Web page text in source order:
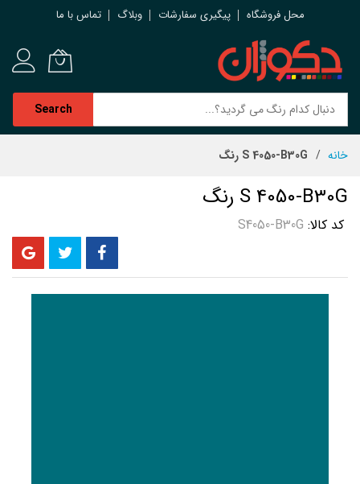
محل فروشگاه پیگیری سفارشات وبلاگ تماس با ما
Search
خانه S 4050-B30G رنگ
S 4050-B30G رنگ
کد کالا S4050-B30G